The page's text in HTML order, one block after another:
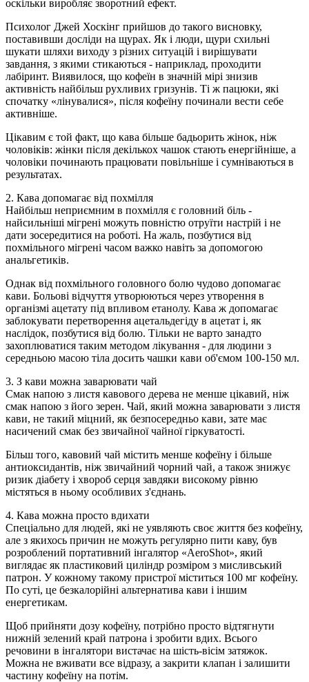
оскільки виробляє зворотний ефект.
Психолог Джей Хоcкінг прийшов до такого висновку,
поставивши досліди на щурах. Як і люди, щури схильні
шукати шляхи виходу з різних ситуацій і вирішувати
завдання, з якими стикаються - наприклад, проходити
лабіринт. Виявилося, що кофеїн в значній мірі знизив
активність найбільш рухливих гризунів. Ті ж пацюки, які
спочатку «лінувалися», після кофеїну починали вести себе
активніше.
Цікавим є той факт, що кава більше бадьорить жінок, ніж
чоловіків: жінки після декількох чашок стають енергійніше, а
чоловіки починають працювати повільніше і сумніваються в
результатах.
2. Кава допомагає від похмілля
Найбільш неприємним в похмілля є головний біль -
найсильніші мігрені можуть повністю отруїти настрій і не
дати зосередитися на роботі. На жаль, позбутися від
похмільного мігрені часом важко навіть за допомогою
анальгетиків.
Однак від похмільного головного болю чудово допомагає
кави. Больові відчуття утворюються через утворення в
організмі ацетату під впливом етанолу. Кава ж допомагає
заблокувати перетворення ацетальдегіду в ацетат і, як
наслідок, позбутися від болю. Тільки не варто занадто
захоплюватися таким методом лікування - для людини з
середньою масою тіла досить чашки кави об'ємом 100-150 мл.
3. З кави можна заварювати чай
Смак напою з листя кавового дерева не менше цікавий, ніж
смак напою з його зерен. Чай, який можна заварювати з листя
кави, не такий міцний, як безпосередньо кави, зате має
насичений смак без звичайної чайної гіркуватості.
Більш того, кавовий чай містить менше кофеїну і більше
антиоксидантів, ніж звичайний чорний чай, а також знижує
ризик діабету і хвороб серця завдяки високому рівню
містяться в ньому особливих з'єднань.
4. Кава можна просто вдихати
Спеціально для людей, які не уявляють своє життя без кофеїну,
але з якихось причин не можуть регулярно пити каву, був
розроблений портативний інгалятор «AeroShot», який
виглядає як пластиковий циліндр розміром з мисливський
патрон. У кожному такому пристрої міститься 100 мг кофеїну.
По суті, це безкалорійні альтернатива кави і іншим
енергетикам.
Щоб прийняти дозу кофеїну, потрібно просто відтягнути
нижній зелений край патрона і зробити вдих. Всього
речовини в інгалятори вистачає на шість-вісім затяжок.
Можна не вживати все відразу, а закрити клапан і залишити
частину кофеїну на потім.